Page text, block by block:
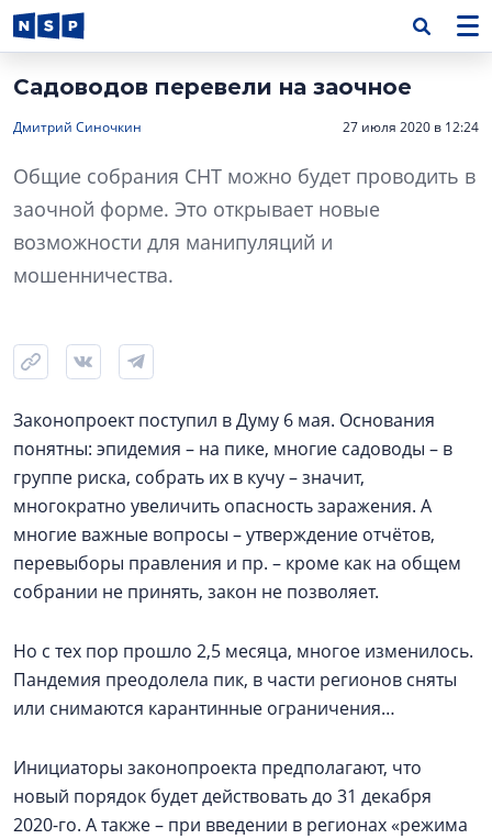
Садоводов перевели на заочное
Дмитрий Синочкин 27 июля 2020 в 12:24
Общие собрания СНТ можно будет проводить в
заочной форме. Это открывает новые
возможности для манипуляций и
мошенничества.
Законопроект поступил в Думу 6 мая. Основания
понятны: эпидемия – на пике, многие садоводы – в
группе риска, собрать их в кучу – значит,
многократно увеличить опасность заражения. А
многие важные вопросы – утверждение отчётов,
перевыборы правления и пр. – кроме как на общем
собрании не принять, закон не позволяет.
Но с тех пор прошло 2,5 месяца, многое изменилось.
Пандемия преодолела пик, в части регионов сняты
или снимаются карантинные ограничения…
Инициаторы законопроекта предполагают, что
новый порядок будет действовать до 31 декабря
2020-го. А также – при введении в регионах «режима